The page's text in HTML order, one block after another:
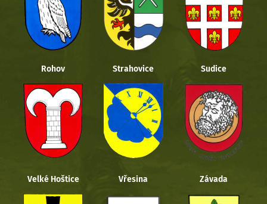
Rohov Strahovice Sudice
Velké Hoštice Vřesina Závada